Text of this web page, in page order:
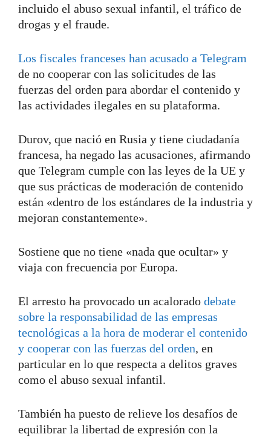
incluido el abuso sexual infantil, el tráfico de
drogas y el fraude.
Los fiscales franceses han acusado a Telegram
de no cooperar con las solicitudes de las
fuerzas del orden para abordar el contenido y
las actividades ilegales en su plataforma.
Durov, que nació en Rusia y tiene ciudadanía
francesa, ha negado las acusaciones, afirmando
que Telegram cumple con las leyes de la UE y
que sus prácticas de moderación de contenido
están «dentro de los estándares de la industria y
mejoran constantemente».
Sostiene que no tiene «nada que ocultar» y
viaja con frecuencia por Europa.
El arresto ha provocado un acalorado debate
sobre la responsabilidad de las empresas
tecnológicas a la hora de moderar el contenido
y cooperar con las fuerzas del orden, en
particular en lo que respecta a delitos graves
como el abuso sexual infantil.
También ha puesto de relieve los desafíos de
equilibrar la libertad de expresión con la